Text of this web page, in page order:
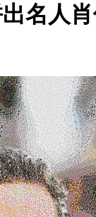
名人